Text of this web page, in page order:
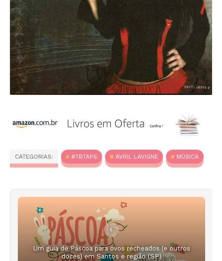
CATEGORIAS: #TBTAPS AVRIL LAVIGNE MÚSICA
Um guia de Páscoa para ovos recheados (e outros
doces) em Santos e região (SP)